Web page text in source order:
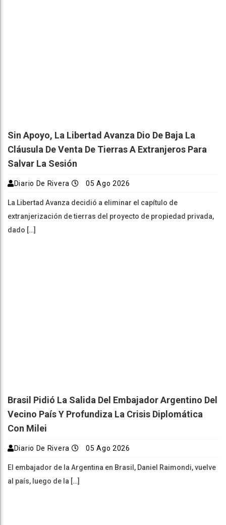
Sin Apoyo, La Libertad Avanza Dio De Baja La
Cláusula De Venta De Tierras A Extranjeros Para
Salvar La Sesión
Diario De Rivera 05 Ago 2026
La Libertad Avanza decidió a eliminar el capítulo de
extranjerización de tierras del proyecto de propiedad privada,
dado […]
Brasil Pidió La Salida Del Embajador Argentino Del
Vecino País Y Profundiza La Crisis Diplomática
Con Milei
Diario De Rivera 05 Ago 2026
El embajador de la Argentina en Brasil, Daniel Raimondi, vuelve
al país, luego de la […]